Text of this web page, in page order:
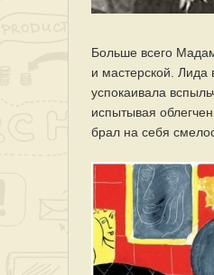
Больше всего
и мастерской. Лида
успокаивала
испытывая
брал на себя